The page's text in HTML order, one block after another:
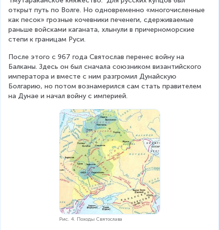
открыт путь по Волге. Но одновременно «многочисленные
как песок» грозные кочевники печенеги, сдерживаемые
раньше войсками каганата, хлынули в причерноморские
степи к границам Руси.
После этого с 967 года Святослав перенес войну на
Балканы. Здесь он был сначала союзником византийского
императора и вместе с ним разгромил Дунайскую
Болгарию, но потом вознамерился сам стать правителем
на Дунае и начал войну с империей.
Рис. 4. Походы Святослава